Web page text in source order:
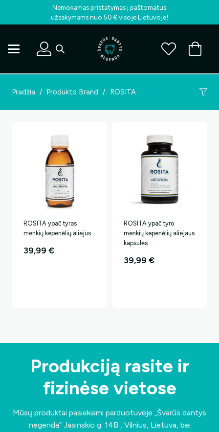
Nemokamas pristatymas į paštomatus
užsakymams nuo 50 € visoje Lietuvoje!
Pradžia / Produkto Brand / ROSITA
ROSITA ypač tyras
menkių kepenėlių aliejus
39,99€
ROSITA ypač tyro
menkių kepenėlių aliejaus
kapsulės
39,99€
Produkciją rasite ir
fizinėse vietose
Mūsų produktai pasiekiami parduotuvėje „Švarūs dantys
negenda” Jasinskio g. 14B , Vilnius, Lietuva, bei